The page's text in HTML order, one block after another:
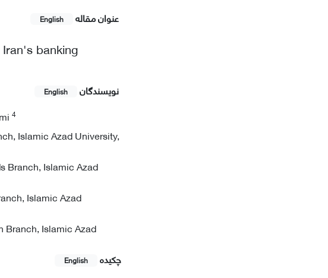
عنوان مقاله English
banking
نویسندگان English
4
Islamic Azad University,
Branch, Islamic Azad
Islamic Azad
Branch, Islamic Azad
چکیده
English